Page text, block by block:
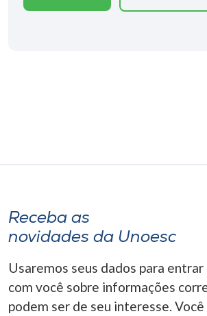
A+
Receba as
novidades da Unoesc
Usaremos seus dados para
com você sobre informações
podem ser de seu interesse.